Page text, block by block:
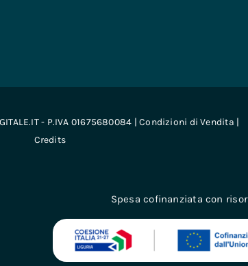
- P.IVA 01675680084 |Condizioni di Vendita |
Credits
Spesa cofinanziata con